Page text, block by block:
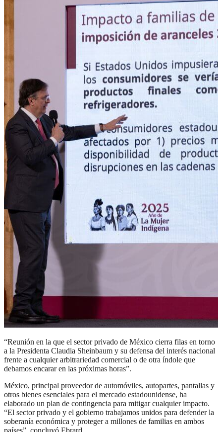
“Reunión en la que el sector privado de México cierra filas en torno
a la Presidenta Claudia Sheinbaum y su defensa del interés nacional
frente a cualquier arbitrariedad comercial o de otra índole que
debamos encarar en las próximas horas”.
México, principal proveedor de automóviles, autopartes, pantallas y
otros bienes esenciales para el mercado estadounidense, ha
elaborado un plan de contingencia para mitigar cualquier impacto.
“El sector privado y el gobierno trabajamos unidos para defender la
soberanía económica y proteger a millones de familias en ambos